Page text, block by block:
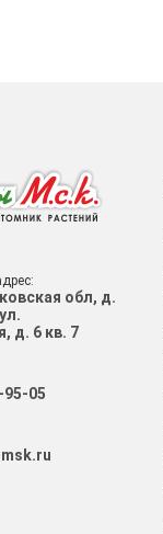
обл, д.
д. 6 кв. 7
95-05